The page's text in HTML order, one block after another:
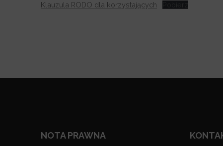
Klauzula RODO dla korzystających
NOTA PRAWNA